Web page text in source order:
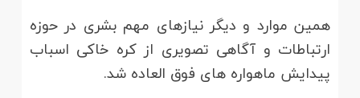
همین موارد و دیگر نیازهای مهم بشری در حوزه
ارتباطات و آگاهی تصویری از کره خاکی اسباب
پیدایش ماهواره های فوق العاده شد.